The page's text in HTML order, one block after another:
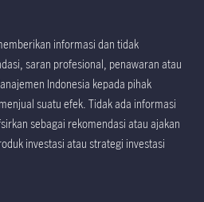
informasi dan tidak
saran profesional, penawaran atau
Indonesia kepada pihak
suatu efek. Tidak ada informasi
sebagai rekomendasi atau ajakan
investasi atau strategi investasi